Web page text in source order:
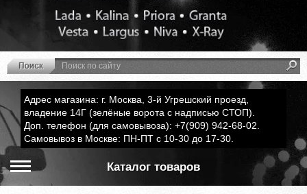
Адрес магазина: г. Москва, 3-й Угрешский проезд,
владение 14Г (зелёные ворота с надписью СТОП).
Доп. телефон (для самовывоза): +7(909) 942-68-02.
Самовывоз в Москве: ПН-ПТ с 10-30 до 17-30.
Каталог товаров